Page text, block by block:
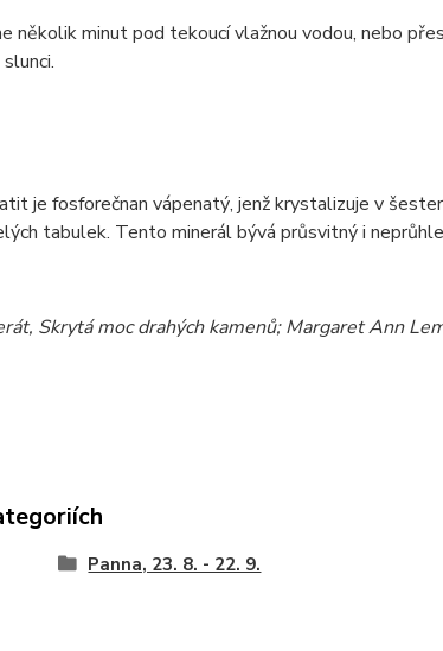
několik minut pod tekoucívlažnou vodou, nebo
je fosforečnan vápenatý, jenž krystalizuje v
ých tabulek. Tento minerál bývá průsvitnýi
Skrytá moc drahých kamenů; Margaret Ann
Panna, 23. 8. - 22. 9.